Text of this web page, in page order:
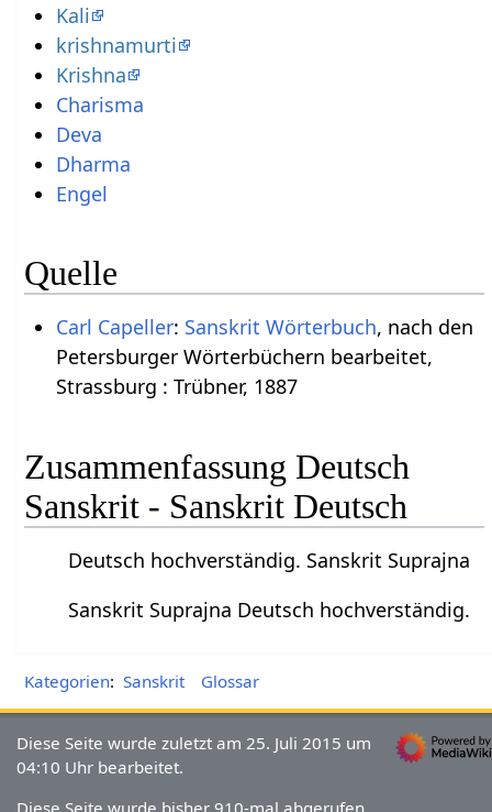
Kali
krishnamurti
Krishna
Charisma
Deva
Dharma
Engel
Quelle
Carl Capeller: Sanskrit Wörterbuch, nach den
Petersburger Wörterbüchern bearbeitet,
Strassburg : Trübner, 1887
Zusammenfassung Deutsch
Sanskrit - Sanskrit Deutsch
Deutsch hochverständig. Sanskrit Suprajna
Sanskrit Suprajna Deutsch hochverständig.
Kategorien: Sanskrit Glossar
Diese Seite wurde zuletzt am 25. Juli 2015 um
04:10 Uhr bearbeitet.